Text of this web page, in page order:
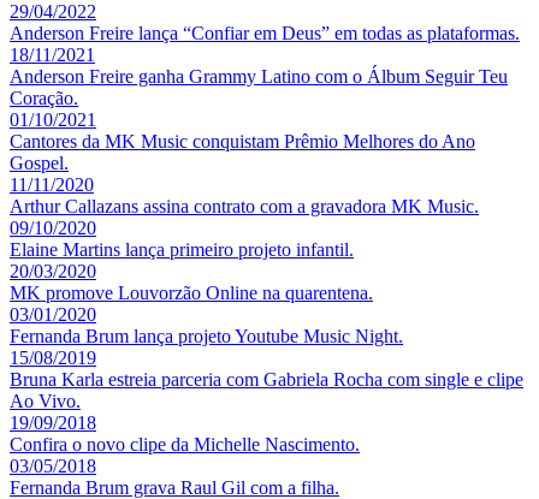
29/04/2022
Anderson Freire lança “Confiar em Deus” em todas as plataformas.
18/11/2021
Anderson Freire ganha Grammy Latino com o Álbum Seguir Teu
Coração.
01/10/2021
Cantores da MK Music conquistam Prêmio Melhores do Ano
Gospel.
11/11/2020
Arthur Callazans assina contrato com a gravadora MK Music.
09/10/2020
Elaine Martins lança primeiro projeto infantil.
20/03/2020
MK promove Louvorzão Online na quarentena.
03/01/2020
Fernanda Brum lança projeto Youtube Music Night.
15/08/2019
Bruna Karla estreia parceria com Gabriela Rocha com single e clipe
Ao Vivo.
19/09/2018
Confira o novo clipe da Michelle Nascimento.
03/05/2018
Fernanda Brum grava Raul Gil com a filha.